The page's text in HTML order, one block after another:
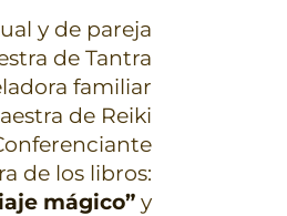
y de pareja
de Tantra
familiar
de Reiki
de los libros:
mágico” y